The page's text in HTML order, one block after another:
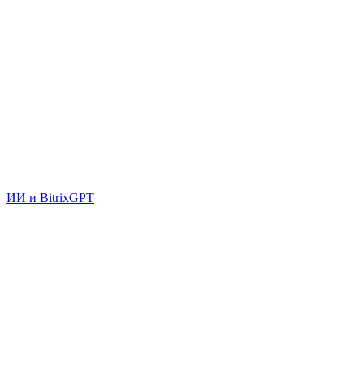
ИИ и BitrixGPT